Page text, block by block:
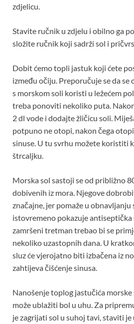
zdjelicu.
Stavite ručnik u zdjelu i obilno ga
složite ručnik koji sadrži sol i
Dobit ćemo topli jastuk koji ćete
između očiju. Preporučuje se da se
s morskom soli koristi u ležećem
treba ponoviti nekoliko puta.
2 dl vode i dodajte žličicu soli.
potpuno ne otopi, nakon čega
sinuse. U tu svrhu možete koristiti
štrcaljku.
Morska sol sastoji se od približno
dobivenih iz mora. Njegove
značajne, jer pomaže u obnavljanju
istovremeno pokazuje antiseptička
zamršeni tretman trebao bi se
nekoliko uzastopnih dana. U
sluz će vjerojatno biti izbačena iz
zahtijeva čišćenje sinusa.
Nanošenje toplog jastučića
može ublažiti bol u uhu. Za
je zagrijati sol u suhoj tavi, staviti